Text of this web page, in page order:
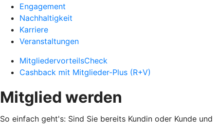
Engagement
Nachhaltigkeit
Karriere
Veranstaltungen
MitgliedervorteilsCheck
Cashback mit Mitglieder-Plus (R+V)
Mitglied werden
So einfach geht's: Sind Sie bereits Kundin oder Kunde und